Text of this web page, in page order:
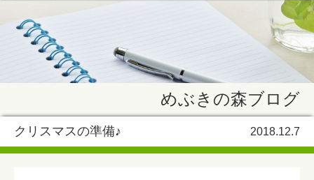
めぶきの森ブログ
クリスマスの準備♪ 2018.12.7